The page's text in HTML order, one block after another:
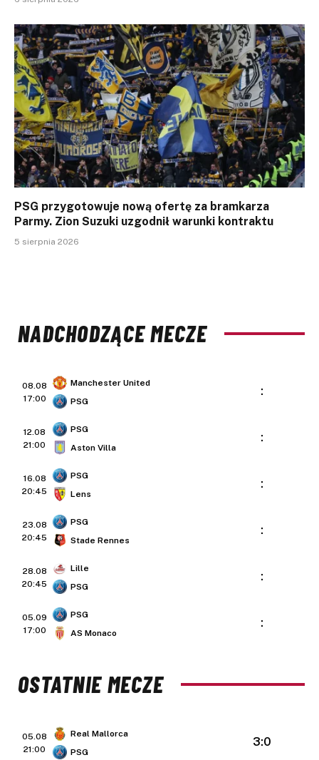
PSG przygotowuje nową ofertę za bramkarza
Parmy. Zion Suzuki uzgodnił warunki kontraktu
5 sierpnia 2026
NADCHODZĄCE MECZE
08.08
17:00
Manchester United
PSG
:
12.08
21:00
PSG
Aston Villa
:
16.08
20:45
PSG
Lens
:
23.08
20:45
PSG
Stade Rennes
:
28.08
20:45
Lille
PSG
:
05.09
17:00
PSG
AS Monaco
:
OSTATNIE MECZE
05.08
21:00
Real Mallorca
PSG
3:0